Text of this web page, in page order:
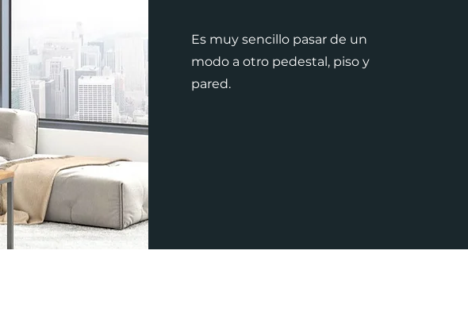
Es muy sencillo pasar de un
modo a otro pedestal, piso y
pared.